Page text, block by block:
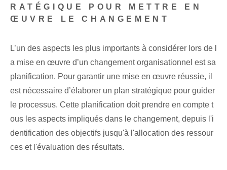
RATÉGIQUE POUR METTRE EN
ŒUVRE LE CHANGEMENT
L’un des aspects les plus importants à considérer lors de l
a mise en œuvre d’un changement organisationnel est sa
planification. Pour garantir une mise en œuvre réussie, il
est nécessaire d’élaborer un plan stratégique pour guider
le processus. Cette planification doit prendre en compte t
ous les aspects impliqués dans le changement, depuis l'i
dentification des objectifs jusqu'à l'allocation des ressour
ces et l'évaluation des résultats.